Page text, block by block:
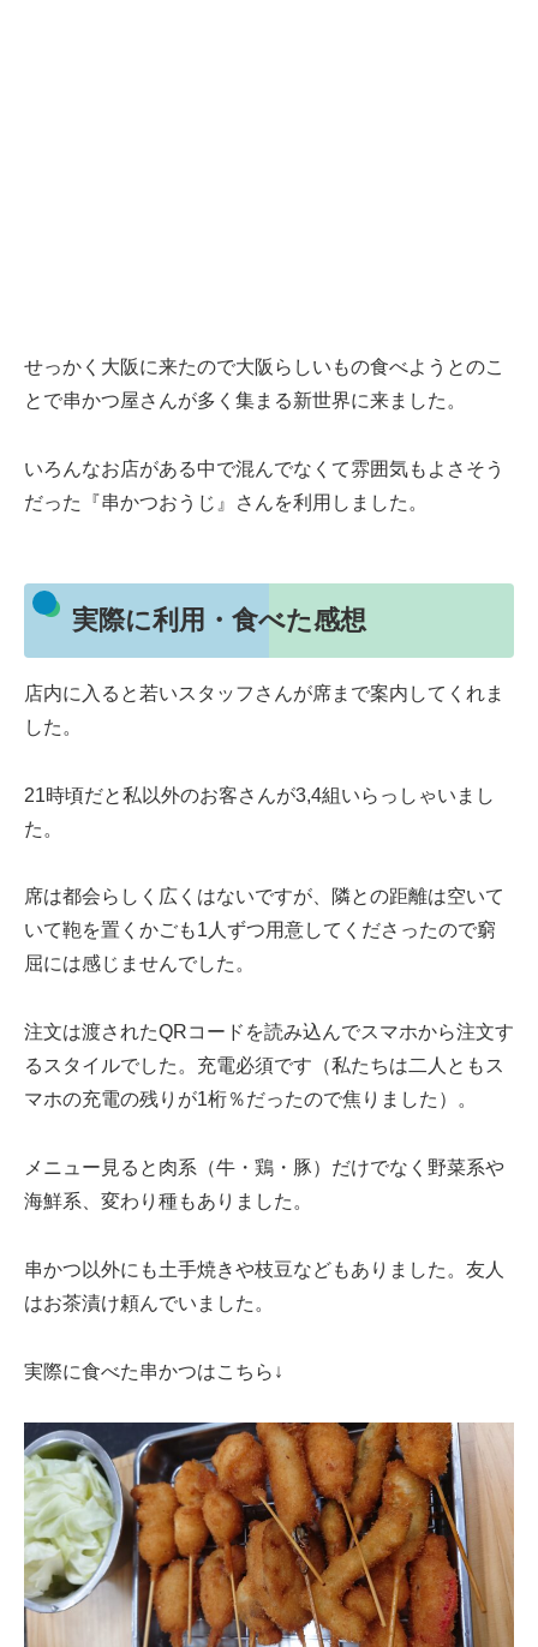
せっかく大阪に来たので大阪らしいもの食べようとのこ
とで串かつ屋さんが多く集まる新世界に来ました。
いろんなお店がある中で混んでなくて雰囲気もよさそう
だった『串かつおうじ』さんを利用しました。
実際に利用・食べた感想
店内に入ると若いスタッフさんが席まで案内してくれま
した。
21時頃だと私以外のお客さんが3,4組いらっしゃいまし
た。
席は都会らしく広くはないですが、隣との距離は空いて
いて鞄を置くかごも1人ずつ用意してくださったので窮
屈には感じませんでした。
注文は渡されたQRコードを読み込んでスマホから注文す
るスタイルでした。充電必須です（私たちは二人ともス
マホの充電の残りが1桁％だったので焦りました）。
メニュー見ると肉系（牛・鶏・豚）だけでなく野菜系や
海鮮系、変わり種もありました。
串かつ以外にも土手焼きや枝豆などもありました。友人
はお茶漬け頼んでいました。
実際に食べた串かつはこちら↓